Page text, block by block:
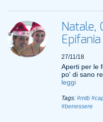
Natale,
27/11/18
Aperti per le
po' di sano
leggi
Tags: #mtb
#benessere